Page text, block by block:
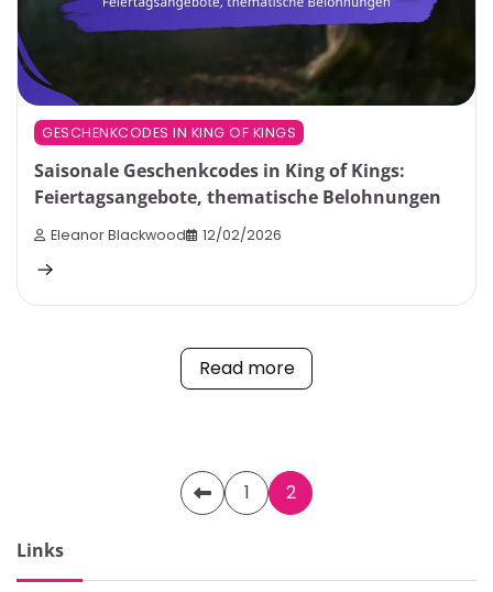
GESCHENKCODES IN KING OF KINGS
Saisonale Geschenkcodes in King of Kings:
Feiertagsangebote, thematische Belohnungen
Eleanor Blackwood 12/02/2026
Read more
1 2
Links